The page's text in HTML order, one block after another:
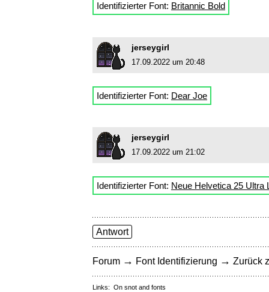
Identifizierter Font: Britannic Bold
jerseygirl
17.09.2022 um 20:48
Identifizierter Font: Dear Joe
jerseygirl
17.09.2022 um 21:02
Identifizierter Font: Neue Helvetica 25 Ultra
Antwort
Forum → Font Identifizierung → Zurück
Links: On snot and fonts